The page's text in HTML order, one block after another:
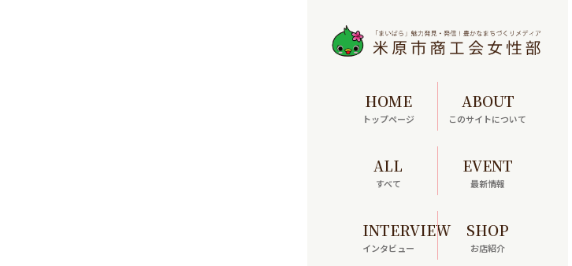
HOME
トップページ
ABOUT
このサイトについて
ALL
すべて
EVENT
最新情報
INTERVIEW
インタビュー
SHOP
お店紹介